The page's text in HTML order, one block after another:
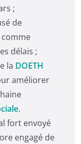
;
de
délais ;
la DOETH
améliorer
.
fort envoyé
engagé de